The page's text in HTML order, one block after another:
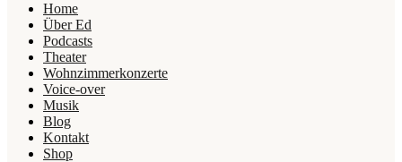
Home
Über Ed
Podcasts
Theater
Wohnzimmerkonzerte
Voice-over
Musik
Blog
Kontakt
Shop